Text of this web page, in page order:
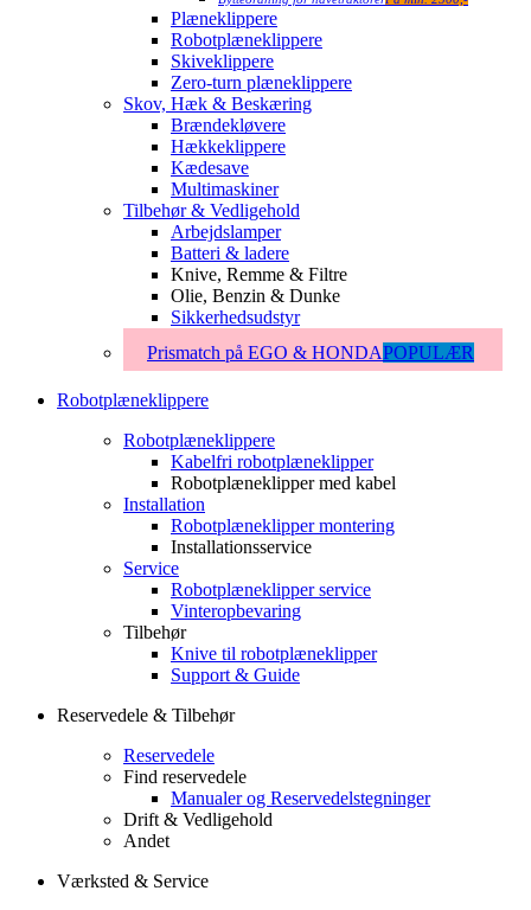
Plæneklippere
Robotplæneklippere
Skiveklippere
Zero-turn plæneklippere
Skov, Hæk & Beskæring
Brændekløvere
Hækkeklippere
Kædesave
Multimaskiner
Tilbehør & Vedligehold
Arbejdslamper
Batteri & ladere
Knive, Remme & Filtre
Olie, Benzin & Dunke
Sikkerhedsudstyr
Prismatch på EGO & HONDAPOPULÆR
Robotplæneklippere
Robotplæneklippere
Kabelfri robotplæneklipper
Robotplæneklipper med kabel
Installation
Robotplæneklipper montering
Installationsservice
Service
Robotplæneklipper service
Vinteropbevaring
Tilbehør
Knive til robotplæneklipper
Support & Guide
Reservedele & Tilbehør
Reservedele
Find reservedele
Manualer og Reservedelstegninger
Drift & Vedligehold
Andet
Værksted & Service